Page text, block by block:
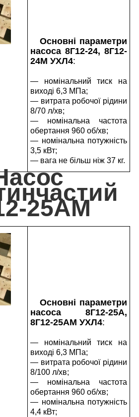
Основні параметри
насоса 8Г12-24, 8Г12-
24М УХЛ4:
— номінальний тиск на
виході 6,3 МПа;
— витрата робочої рідини
8/70 л/хв;
— номінальна частота
обертання 960 об/хв;
— номінальна потужність
3,5 кВт;
— вага не більш ніж 37 кг.
25АМ
Основні параметри
насоса 8Г12-25А,
8Г12-25АМ УХЛ4:
— номінальний тиск на
виході 6,3 МПа;
— витрата робочої рідини
8/100 л/хв;
— номінальна частота
обертання 960 об/хв;
— номінальна потужність
4,4 кВт;